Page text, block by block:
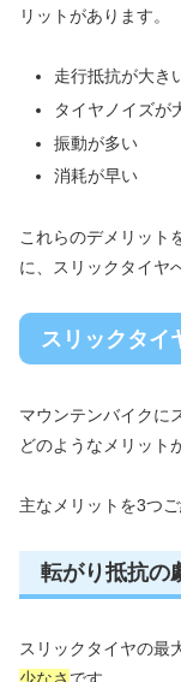
リットがあります。
走行抵抗が大き
タイヤノイズが
振動が多い
消耗が早い
これらのデメリット
に、スリックタイヤ
スリックタイ
マウンテンバイクに
どのようなメリット
主なメリットを3つご
転がり抵抗の
スリックタイヤの最